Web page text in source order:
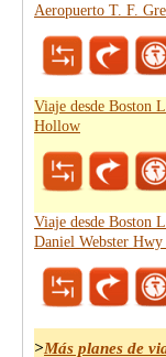
Aeropuerto T. F.
Viaje desde Boston
Hollow
Viaje desde Boston
Daniel Webster
>Más planes de